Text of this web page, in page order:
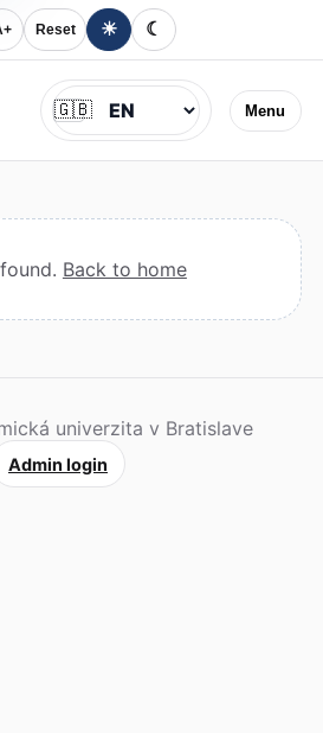
Reset ☀ ☾
Menu
Jazyk
🇬🇧
Back to home
univerzita v Bratislave
Admin login